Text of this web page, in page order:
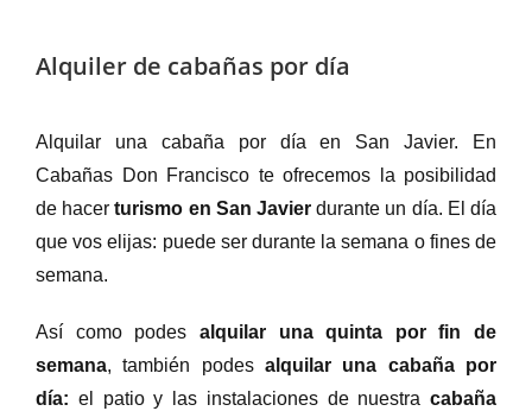
Alquiler de cabañas por día
Alquilar una cabaña por día en San Javier. En
Cabañas Don Francisco te ofrecemos la posibilidad
de hacerturismo en San Javier durante un día. El día
que vos elijas: puede ser durante la semana o fines de
semana.
Así como podes alquilar una quinta por fin de
semana, también podes alquilar una cabaña por
día: el patio y las instalaciones de nuestra cabaña